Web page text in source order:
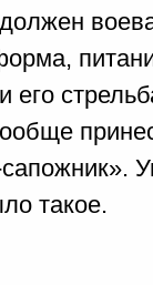
его
сапожник».
такое.